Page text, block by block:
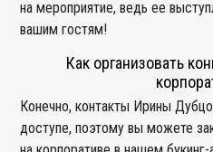
на мероприятие, ведь ее
вашим гостям!
Как организовать
Конечно, контакты Ирины
доступе, поэтому вы можете